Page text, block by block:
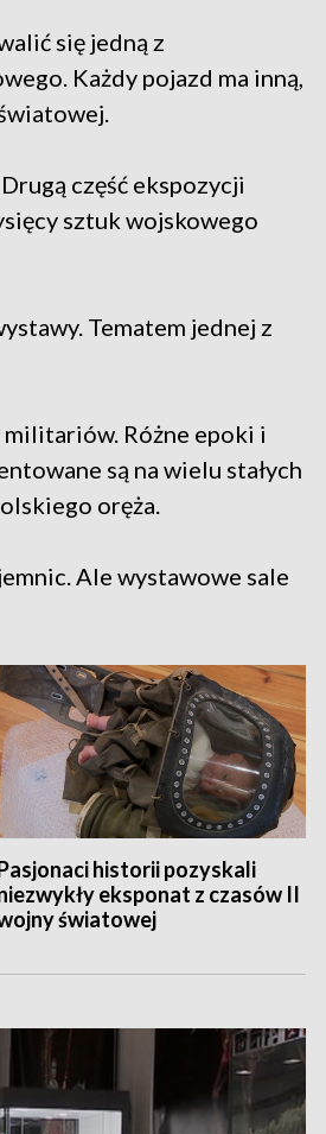
się jedną z
Każdy pojazd ma inną,
część ekspozycji
sztuk wojskowego
Tematem jednej z
Różne epoki i
są na wielu stałych
oręża.
Ale wystawowe sale
historii pozyskali
eksponat z czasów II
światowej